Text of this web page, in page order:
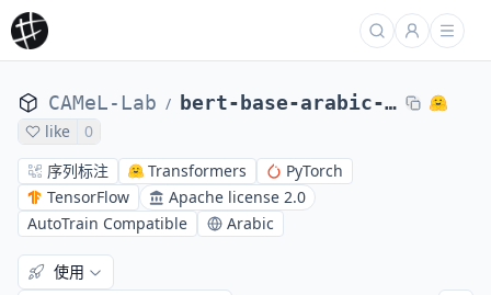
CAMeL-Lab / bert-base-arabic-camelbert-msa-ner
like
0
序列标注
Transformers
PyTorch
TensorFlow
Apache license 2.0
AutoTrain Compatible
Arabic
使用